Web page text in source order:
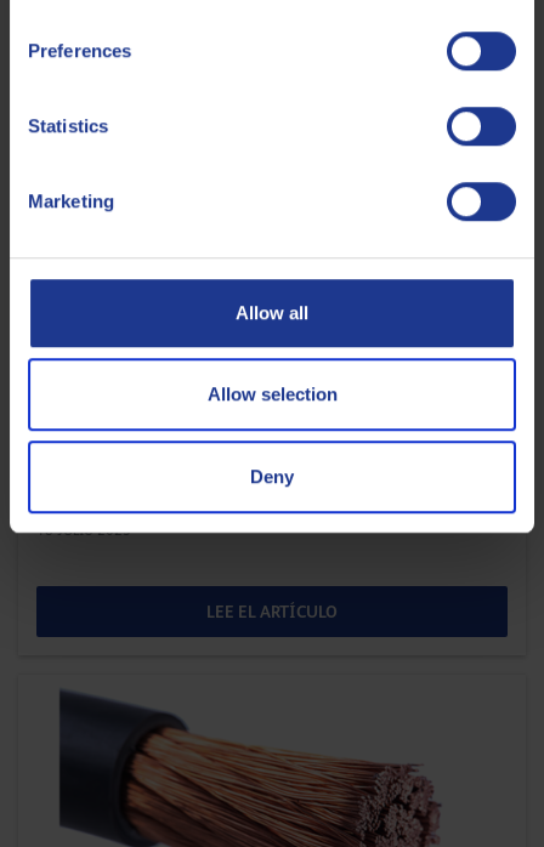
Preferences
Statistics
Marketing
Allow all
Allow selection
Deny
18 JULIO 2025
LEE EL ARTÍCULO